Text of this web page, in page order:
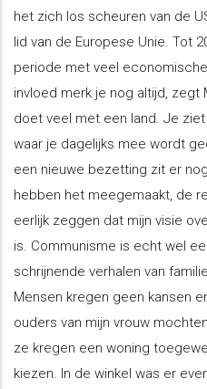
het zich los scheuren van de
lid van de Europese Unie. Tot
periode met veel
invloed merk je nog altijd, zegt
doet veel met een land. Je
waar je dagelijks mee wordt
een nieuwe bezetting zit er
hebben het meegemaakt, de
eerlijk zeggen dat mijn visie
is. Communisme is echt wel
schrijnende verhalen van
Mensen kregen geen kansen
ouders van mijn vrouw
ze kregen een woning
kiezen. In de winkel was er